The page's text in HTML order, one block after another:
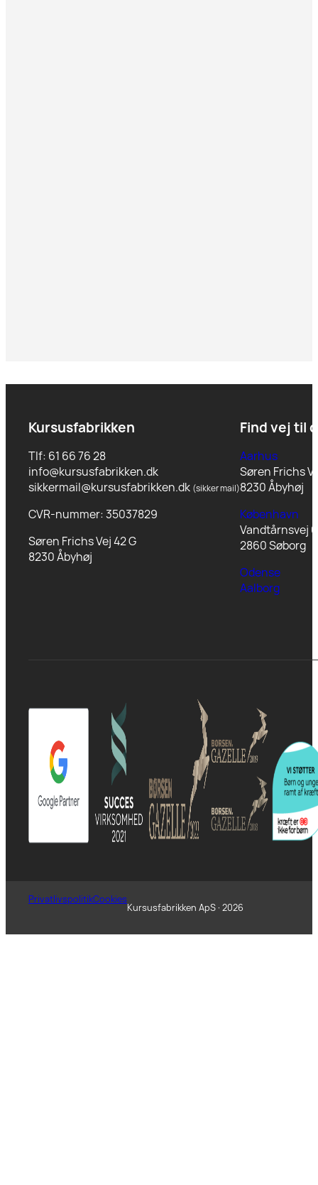
Kursusfabrikken
Tlf: 61 66 76 28
info@kursusfabrikken.dk
sikkermail@kursusfabrikken.dk (sikker mail)
CVR-nummer: 35037829
Søren Frichs Vej 42 G
8230 Åbyhøj
Find vej til
Aarhus
Søren Frichs
8230 Åbyhøj
København
Vandtårnsvej
2860 Søborg
Odense
Aalborg
PrivatlivspolitikCookies
Kursusfabrikken ApS · 2026